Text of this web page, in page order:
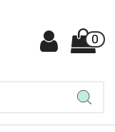
0